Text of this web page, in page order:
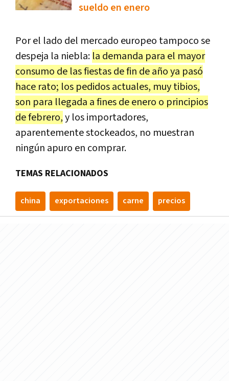
sueldo en enero
Por el lado del mercado europeo tampoco se
despeja la niebla: la demanda para el mayor
consumo de las fiestas de fin de año ya pasó
hace rato; los pedidos actuales, muy tibios,
son para llegada a fines de enero o principios
de febrero,y los importadores,
aparentemente stockeados, no muestran
ningún apuro en comprar.
TEMAS RELACIONADOS
china exportaciones carne precios